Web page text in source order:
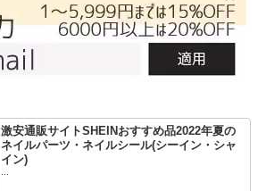
激安通販サイトSHEINおすすめ品2022年夏の
ネイルパーツ・ネイルシール(シーイン・シャ
イン)